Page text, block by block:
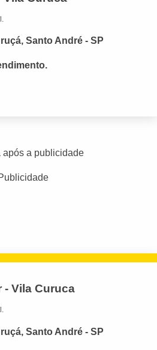
Santo André - SP
após a publicidade
- Vila Curuca
Santo André - SP